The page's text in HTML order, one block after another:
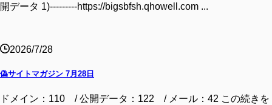
開データ 1)---------https://bigsbfsh.qhowell.com ...
2026/7/28
偽サイトマガジン 7月28日
ドメイン：110 / 公開データ：122 / メール：42 この続きを